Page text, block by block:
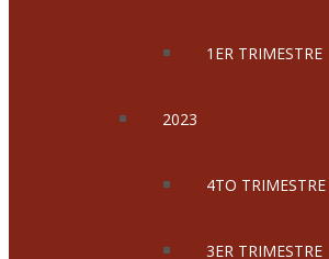
1ER TRIMESTRE
2023
4TO TRIMESTRE
3ER TRIMESTRE